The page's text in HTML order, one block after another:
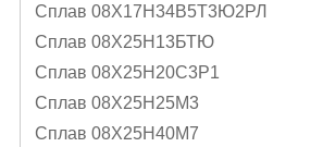
Сплав 08Х17Н34В5Т3Ю2РЛ
Сплав 08Х25Н13БТЮ
Сплав 08Х25Н20С3Р1
Сплав 08Х25Н25М3
Сплав 08Х25Н40М7